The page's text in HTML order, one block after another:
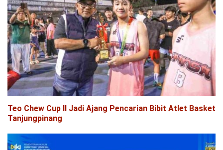
Teo Chew Cup II Jadi Ajang Pencarian Bibit Atlet Basket
Tanjungpinang